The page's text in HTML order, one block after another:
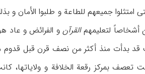
امتثلوا جميعهم للطاعة و طلبوا
أشخاصاً لتعليمهمالقرآن
قد بدأت منذ أكثر من نصف قرن قبل قدوم
تعصف بمركز رقعة الخلافة و ولاياتها،